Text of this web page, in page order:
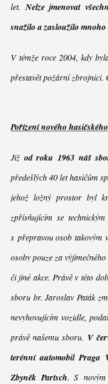
let. Nelze jmenovat
snažilo a zasloužilo
V témže roce 2004, kdy
přestavět požární zbrojnici.
Pořízení nového
Již od roku 1963 náš
předešlých 40 let hasičům
jehož ložný prostor byl
zpřísňujícím se
s přepravou osob takovým
osoby pouze za
či jiné akce. Právě v této
sboru br. Jaroslav Paták
nevyhovujícím vozidle,
právě našemu sboru. V
terénní automobil Praga
Zbyněk Partsch. S